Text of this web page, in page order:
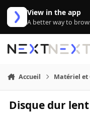
Aller au contenu
View in the app
A better way to
Accueil Matériel et
Disque dur lent